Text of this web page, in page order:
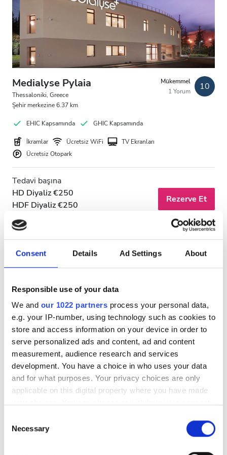
Consent Details Ad Settings About
Responsible use of your data
We and our 1022 partners process your personal data,
e.g. your IP-number, using technology such as cookies to
store and access information on your device in order to
serve personalized ads and content, ad and content
measurement, audience research and services
development. You have a choice in who uses your data
and for what purposes. Your privacy choices are only
applicable on this digital property where you have made
the Privacy trigger icon.
Selection
Necessary
HIV’li Hastalar
Hepatit B’li Hastalar
Hepatit C’li Hastalar
GHIC
İkramlar
Ücretsiz WiFi
TV Ekranları
Ücretsiz Otopark
100 - 200 EUR
200 - 300 EUR
300+ EUR
Vardiyalar
Medialyse Pylaia
Thessaloniki, Greece
Şehir merkezine 6.37 km
Mükemmel
1 Yorum
10
EHIC Kapsamında GHIC Kapsamında
İkramlar Ücretsiz WiFi
TV Ekranları
Ücretsiz Otopark
Tedavi başına
HD Diyaliz €250
HDF Diyaliz €250
Rezerve Et
Nefrologiki Thessalonikis
Thessaloniki, Greece
Şehir merkezine 16.84 km
Mükemmel
1 Yorum
EHIC Kapsamında GHIC Kapsamında
İkramlar Ücretsiz WiFi
TV Ekranları